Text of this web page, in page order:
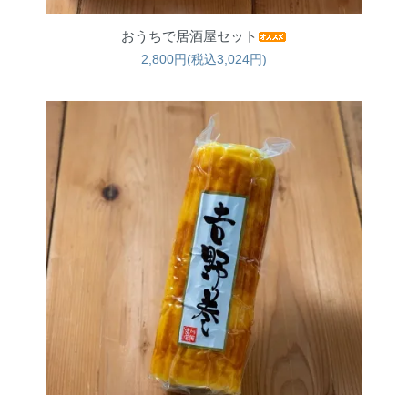
おうちで居酒屋セット
2,800円(税込3,024円)